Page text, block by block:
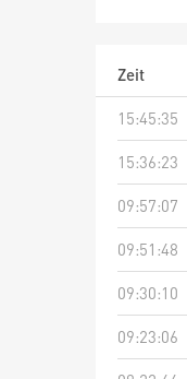
Zeit
15:45:35
15:36:23
09:57:07
09:51:48
09:30:10
09:23:06